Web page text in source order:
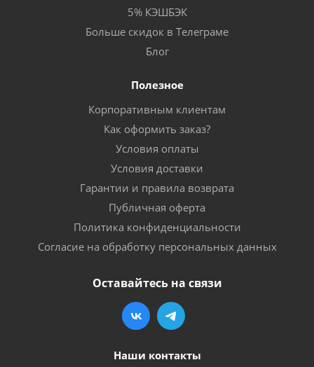
5% КЭШБЭК
Больше скидок в Телеграме
Блог
Полезное
Корпоративным клиентам
Как оформить заказ?
Условия оплаты
Условия доставки
Гарантии и правила возврата
Публичная оферта
Политика конфиденциальности
Согласие на обработку персональных данных
Оставайтесь на связи
Наши контакты